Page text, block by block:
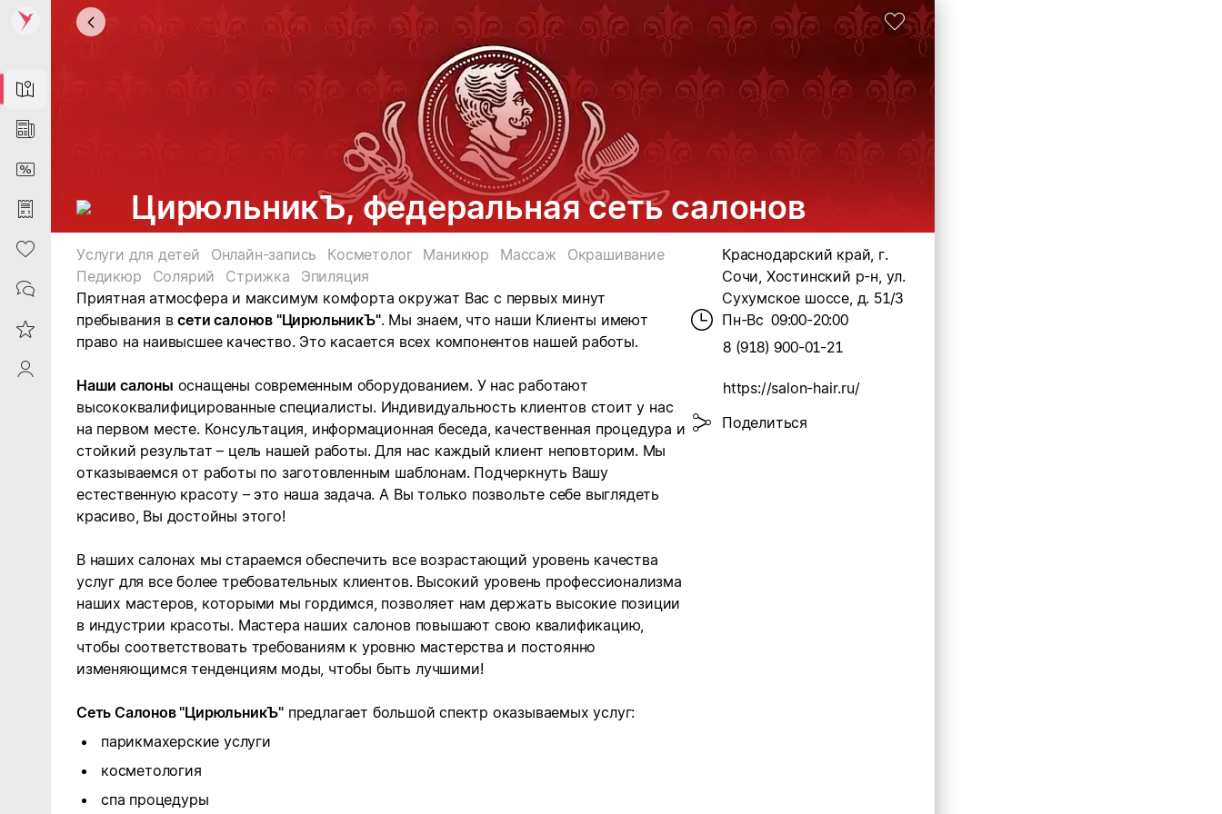
Map
News
DiscountCard
Purchases
Heart
Contacts
Reviews
ProfileSaby
ЦирюльникЪ, федеральная сеть салонов
Услуги для детей Онлайн-запись Косметолог Маникюр Массаж
Окрашивание
Педикюр
Солярий Стрижка
Эпиляция
Приятная атмосфера и максимум комфорта окружат Вас с первых минут
пребывания всети салонов "ЦирюльникЪ". Мы знаем, что наши Клиенты имеют
право на наивысшее качество. Это касается всех компонентов нашей работы.
Наши салоны оснащены современным оборудованием. У нас работают
высококвалифицированные специалисты. Индивидуальность клиентов стоит у нас
на первом месте. Консультация, информационная беседа, качественная процедура и
стойкий результат – цель нашей работы. Для нас каждый клиент неповторим. Мы
отказываемся от работы по заготовленным шаблонам. Подчеркнуть Вашу
естественную красоту – это наша задача. А Вы только позвольте себе выглядеть
красиво, Вы достойны этого!
В наших салонах мы стараемся обеспечить все возрастающий уровень качества
услуг для все более требовательных клиентов. Высокий уровень профессионализма
наших мастеров, которыми мы гордимся, позволяет нам держать высокие позиции
в индустрии красоты. Мастера наших салонов повышают свою квалификацию,
чтобы соответствовать требованиям к уровню мастерства и постоянно
изменяющимся тенденциям моды, чтобы быть лучшими!
Сеть Салонов "ЦирюльникЪ" предлагает большой спектр оказываемых услуг:
парикмахерские услуги
косметология
спа процедуры
Краснодарский край, г.
Сочи, Хостинский р-н, ул.
Сухумское шоссе, д. 51/3
Пн-Вс 09:00-20:00
8 (918) 900-01-21
https://salon-hair.ru/
Поделиться